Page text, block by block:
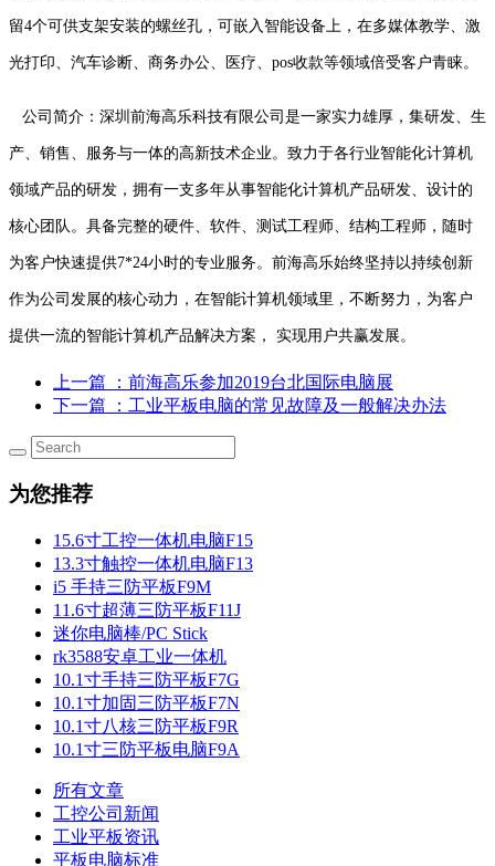
留4个可供支架安装的螺丝孔，可嵌入智能设备上，在多媒体教学、激
光打印、汽车诊断、商务办公、医疗、pos收款等领域倍受客户青睐。
公司简介：深圳前海高乐科技有限公司是一家实力雄厚，集研发、生
产、销售、服务与一体的高新技术企业。致力于各行业智能化计算机
领域产品的研发，拥有一支多年从事智能化计算机产品研发、设计的
核心团队。具备完整的硬件、软件、测试工程师、结构工程师，随时
为客户快速提供7*24小时的专业服务。前海高乐始终坚持以持续创新
作为公司发展的核心动力，在智能计算机领域里，不断努力，为客户
提供一流的智能计算机产品解决方案， 实现用户共赢发展。
上一篇
：前海高乐参加2019台北国际电脑展
下一篇
：工业平板电脑的常见故障及一般解决办法
为您推荐
15.6寸工控一体机电脑F15
13.3寸触控一体机电脑F13
i5 手持三防平板F9M
11.6寸超薄三防平板F11J
迷你电脑棒/PC Stick
rk3588安卓工业一体机
10.1寸手持三防平板F7G
10.1寸加固三防平板F7N
10.1寸八核三防平板F9R
10.1寸三防平板电脑F9A
所有文章
工控公司新闻
工业平板资讯
平板电脑标准